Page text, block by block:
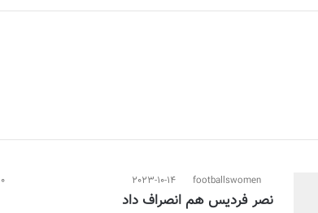
footballswomen
2023-10-14
0
نصر فردیس هم انصراف داد